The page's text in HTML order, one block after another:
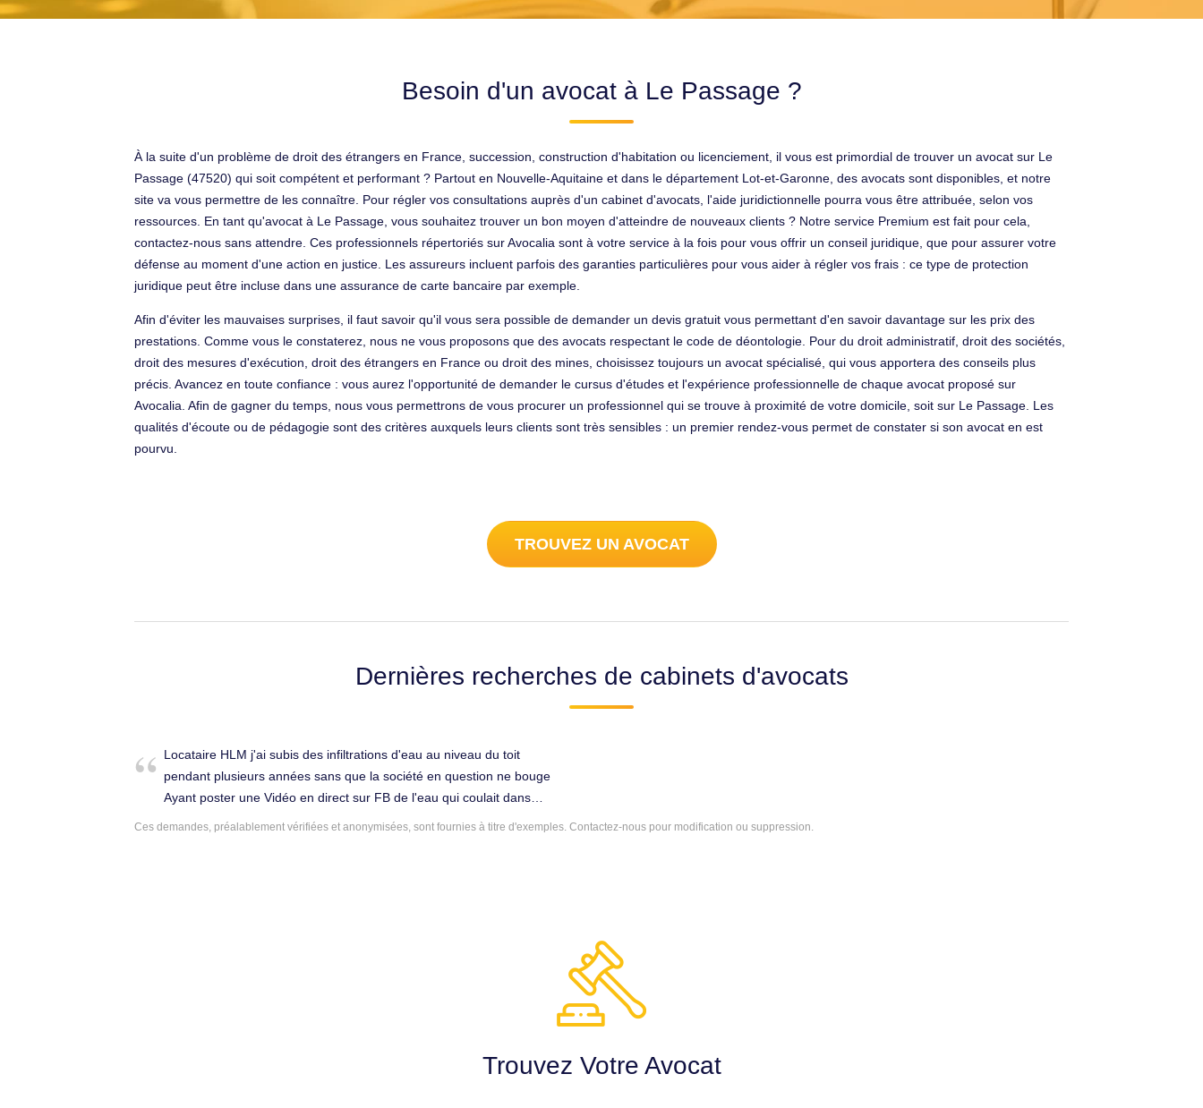
Besoin d'un avocat à Le Passage ?
À la suite d'un problème de droit des étrangers en France, succession, construction d'habitation ou licenciement, il vous est primordial de trouver un avocat sur Le
Passage (47520) qui soit compétent et performant ? Partout en Nouvelle-Aquitaine et dans le département Lot-et-Garonne, des avocats sont disponibles, et notre
site va vous permettre de les connaître. Pour régler vos consultations auprès d'un cabinet d'avocats, l'aide juridictionnelle pourra vous être attribuée, selon vos
ressources. En tant qu'avocat à Le Passage, vous souhaitez trouver un bon moyen d'atteindre de nouveaux clients ? Notre service Premium est fait pour cela,
contactez-nous sans attendre. Ces professionnels répertoriés sur Avocalia sont à votre service à la fois pour vous offrir un conseil juridique, que pour assurer votre
défense au moment d'une action en justice. Les assureurs incluent parfois des garanties particulières pour vous aider à régler vos frais : ce type de protection
juridique peut être incluse dans une assurance de carte bancaire par exemple.
Afin d'éviter les mauvaises surprises, il faut savoir qu'il vous sera possible de demander un devis gratuit vous permettant d'en savoir davantage sur les prix des
prestations. Comme vous le constaterez, nous ne vous proposons que des avocats respectant le code de déontologie. Pour du droit administratif, droit des sociétés,
droit des mesures d'exécution, droit des étrangers en France ou droit des mines, choisissez toujours un avocat spécialisé, qui vous apportera des conseils plus
précis. Avancez en toute confiance : vous aurez l'opportunité de demander le cursus d'études et l'expérience professionnelle de chaque avocat proposé sur
Avocalia. Afin de gagner du temps, nous vous permettrons de vous procurer un professionnel qui se trouve à proximité de votre domicile, soit sur Le Passage. Les
qualités d'écoute ou de pédagogie sont des critères auxquels leurs clients sont très sensibles : un premier rendez-vous permet de constater si son avocat en est
pourvu.
TROUVEZ UN AVOCAT
Dernières recherches de cabinets d'avocats
Locataire HLM j'ai subis des infiltrations d'eau au niveau du toit
pendant plusieurs années sans que la société en question ne bouge
Ayant poster une Vidéo en direct sur FB de l'eau qui coulait dans
mon appartement !!!! une personne de la dite société en sous marin
Ces demandes, préalablement vérifiées et anonymisées, sont fournies à titre d'exemples. Contactez-nous pour modification ou suppression.
Trouvez Votre Avocat